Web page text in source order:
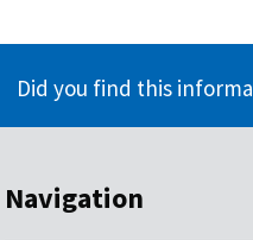
Did you find this
Navigation